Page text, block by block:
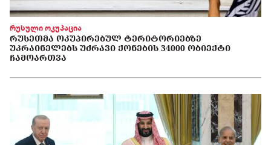
რუსული ოკუპაცია
ᲠᲣᲡᲔᲗᲛᲐ ᲝᲙᲣᲞᲘᲠᲔᲑᲣᲚ ᲢᲔᲠᲘᲢᲝᲠᲘᲔᲑᲖᲔ
ᲣᲙᲠᲐᲘᲜᲔᲚᲔᲑᲡ ᲣᲫᲠᲐᲕᲘ ᲥᲝᲜᲔᲑᲘᲡ 34000 ᲝᲑᲘᲔᲥᲢᲘ
ᲩᲐᲛᲝᲐᲠᲗᲕᲐ